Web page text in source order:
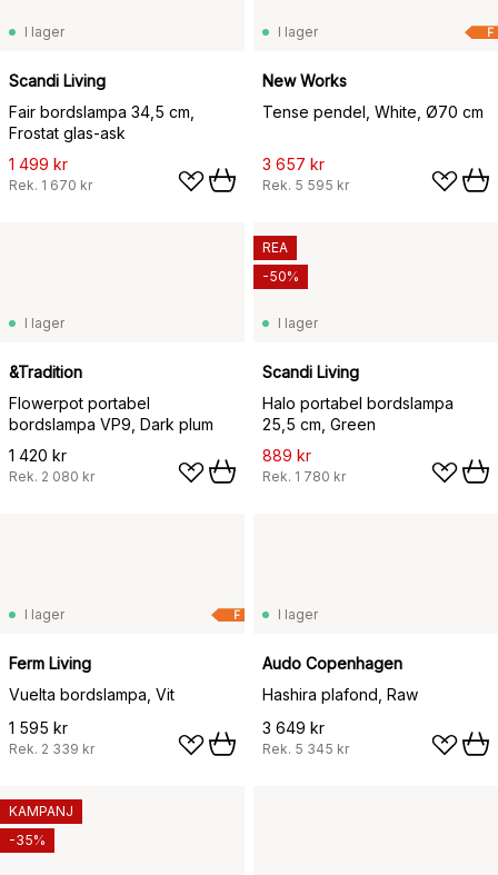
I lager
Scandi Living
Fair bordslampa 34,5 cm,
Frostat glas-ask
1 499 kr
Rek. 1 670 kr
F
I lager
New Works
Tense pendel, White, Ø70 cm
3 657 kr
Rek. 5 595 kr
I lager
&Tradition
Flowerpot portabel
bordslampa VP9, Dark plum
1 420 kr
Rek. 2 080 kr
I lager
Scandi Living
Halo portabel bordslampa
25,5 cm, Green
889 kr
Rek. 1 780 kr
REA
-50%
F
I lager
Ferm Living
Vuelta bordslampa, Vit
1 595 kr
Rek. 2 339 kr
I lager
Audo Copenhagen
Hashira plafond, Raw
3 649 kr
Rek. 5 345 kr
KAMPANJ
-35%